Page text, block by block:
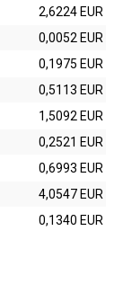
2,6224 EUR
0,0052 EUR
0,1975 EUR
0,5113 EUR
1,5092 EUR
0,2521 EUR
0,6993 EUR
4,0547 EUR
0,1340 EUR